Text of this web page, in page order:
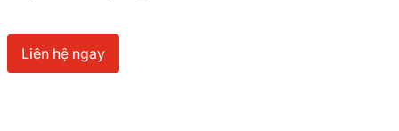
Liên hệ ngay